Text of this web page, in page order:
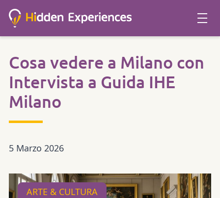
Cosa vedere a Milano con
Intervista a Guida IHE
Milano
5 Marzo 2026
ARTE & CULTURA